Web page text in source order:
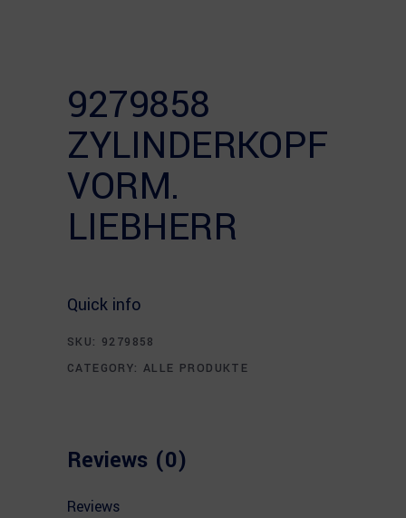
9279858
ZYLINDERKOPF
VORM.
LIEBHERR
Quick info
SKU: 9279858
CATEGORY:ALLE PRODUKTE
Reviews (0)
Reviews